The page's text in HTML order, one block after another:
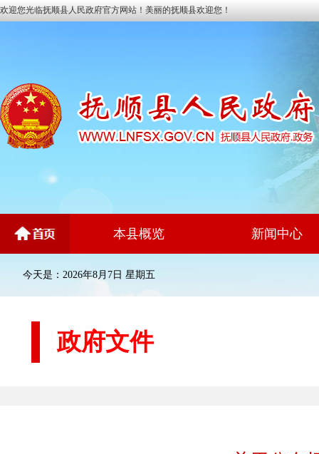
欢迎您光临抚顺县人民政府官方网站！美丽的抚顺县欢迎您！
本县概览 新闻中心
今天是：2026年8月7日 星期五
政府文件